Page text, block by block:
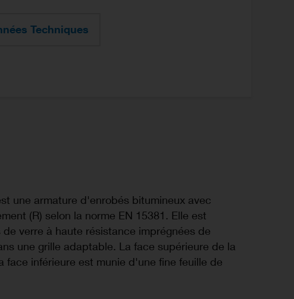
Techniques
une armature d'enrobés bitumineux avec
(R) selon la norme EN 15381. Elle est
verre à haute résistance imprégnées de
une grille adaptable. La face supérieure de la
face inférieure est munie d'une fine feuille de